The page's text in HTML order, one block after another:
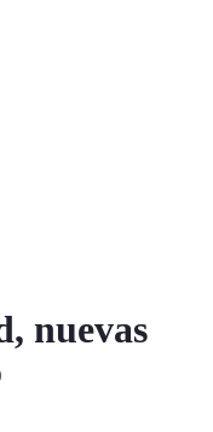
nuevas